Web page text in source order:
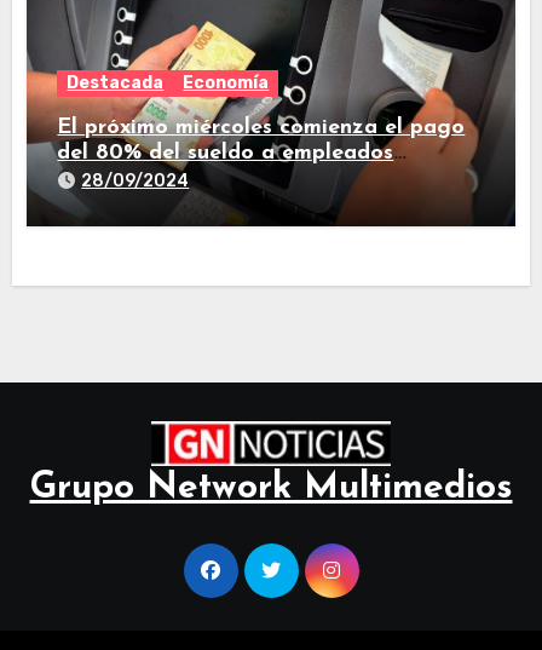
Destacada Economía
El próximo miércoles comienza el pago
del 80% del sueldo a empleados
estatales de Tucumán
28/09/2024
Grupo Network Multimedios